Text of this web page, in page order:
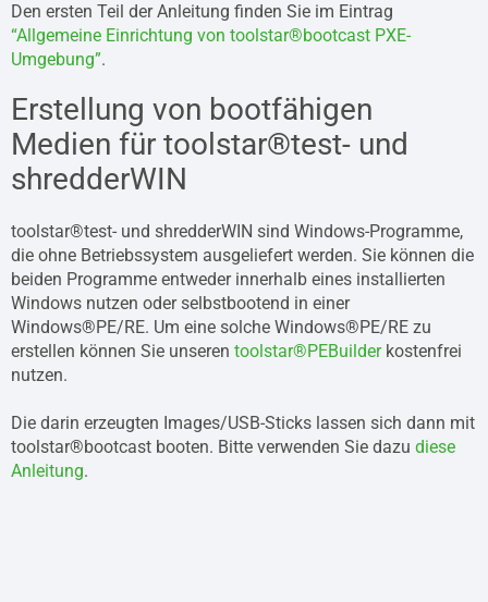
Den ersten Teil der Anleitung finden Sie im Eintrag
“Allgemeine Einrichtung von toolstar®bootcast PXE-
Umgebung”.
Erstellung von bootfähigen
Medien für toolstar®test- und
shredderWIN
toolstar®test- und shredderWIN sind Windows-Programme,
die ohne Betriebssystem ausgeliefert werden. Sie können die
beiden Programme entweder innerhalb eines installierten
Windows nutzen oder selbstbootend in einer
Windows®PE/RE. Um eine solche Windows®PE/RE zu
erstellen können Sie unseren toolstar®PEBuilderkostenfrei
nutzen.
Die darin erzeugten Images/USB-Sticks lassen sich dann mit
toolstar®bootcast booten. Bitte verwenden Sie dazu diese
Anleitung.